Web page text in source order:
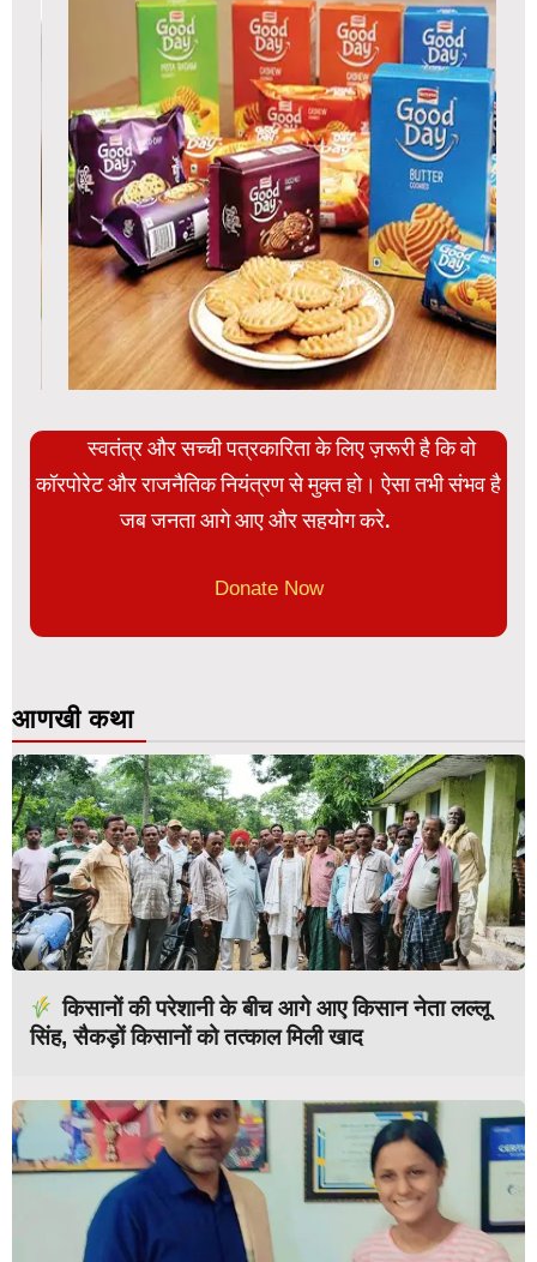
स्वतंत्र और सच्ची पत्रकारिता के लिए ज़रूरी है कि वो
कॉरपोरेट और राजनैतिक नियंत्रण से मुक्त हो। ऐसा तभी संभव है
जब जनता आगे आए और सहयोग करे.
Donate Now
आणखी कथा
किसानों की परेशानी के बीच आगे आए किसान नेता लल्लू
सिंह, सैकड़ों किसानों को तत्काल मिली खाद